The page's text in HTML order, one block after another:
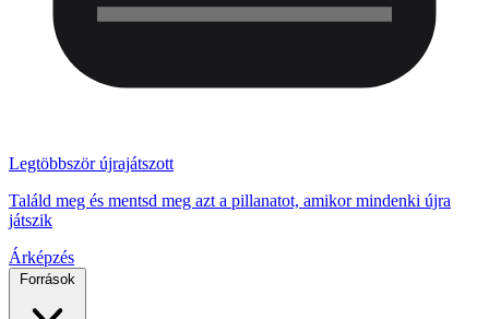
Legtöbbször újrajátszott
Találd meg és mentsd meg azt a pillanatot, amikor mindenki újra
játszik
Árképzés
Források